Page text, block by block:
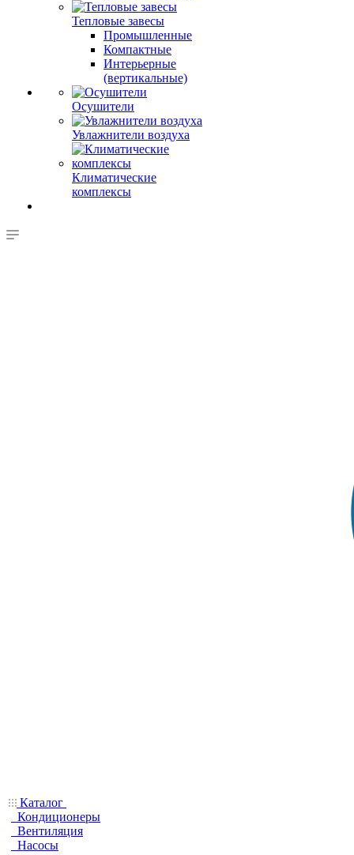
Тепловые завесы
Промышленные
Компактные
Интерьерные
(вертикальные)
Осушители
Увлажнители воздуха
Климатические
комплексы
Каталог
Кондиционеры
Вентиляция
Насосы